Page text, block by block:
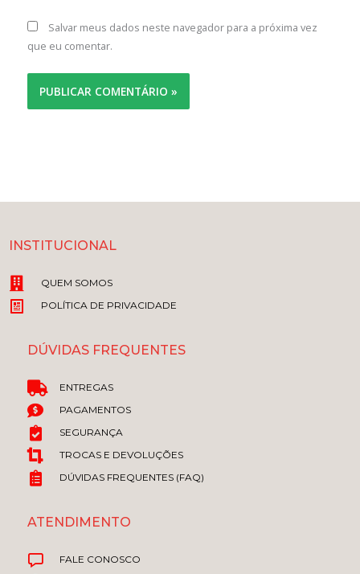
Salvar meus dados neste navegador para a próxima vez
que eu comentar.
INSTITUCIONAL
QUEM SOMOS
POLÍTICA DE PRIVACIDADE
DÚVIDAS FREQUENTES
ENTREGAS
PAGAMENTOS
SEGURANÇA
TROCAS E DEVOLUÇÕES
DÚVIDAS FREQUENTES (FAQ)
ATENDIMENTO
FALE CONOSCO